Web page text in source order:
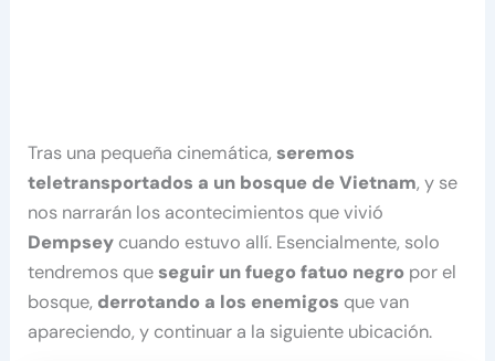
Tras una pequeña cinemática,seremos
teletransportados a un bosque de Vietnam, y se
nos narrarán los acontecimientos que vivió
Dempsey cuando estuvo allí. Esencialmente, solo
tendremos queseguir un fuego fatuo negro por el
bosque, derrotando a los enemigos que van
apareciendo, y continuar a la siguiente ubicación.